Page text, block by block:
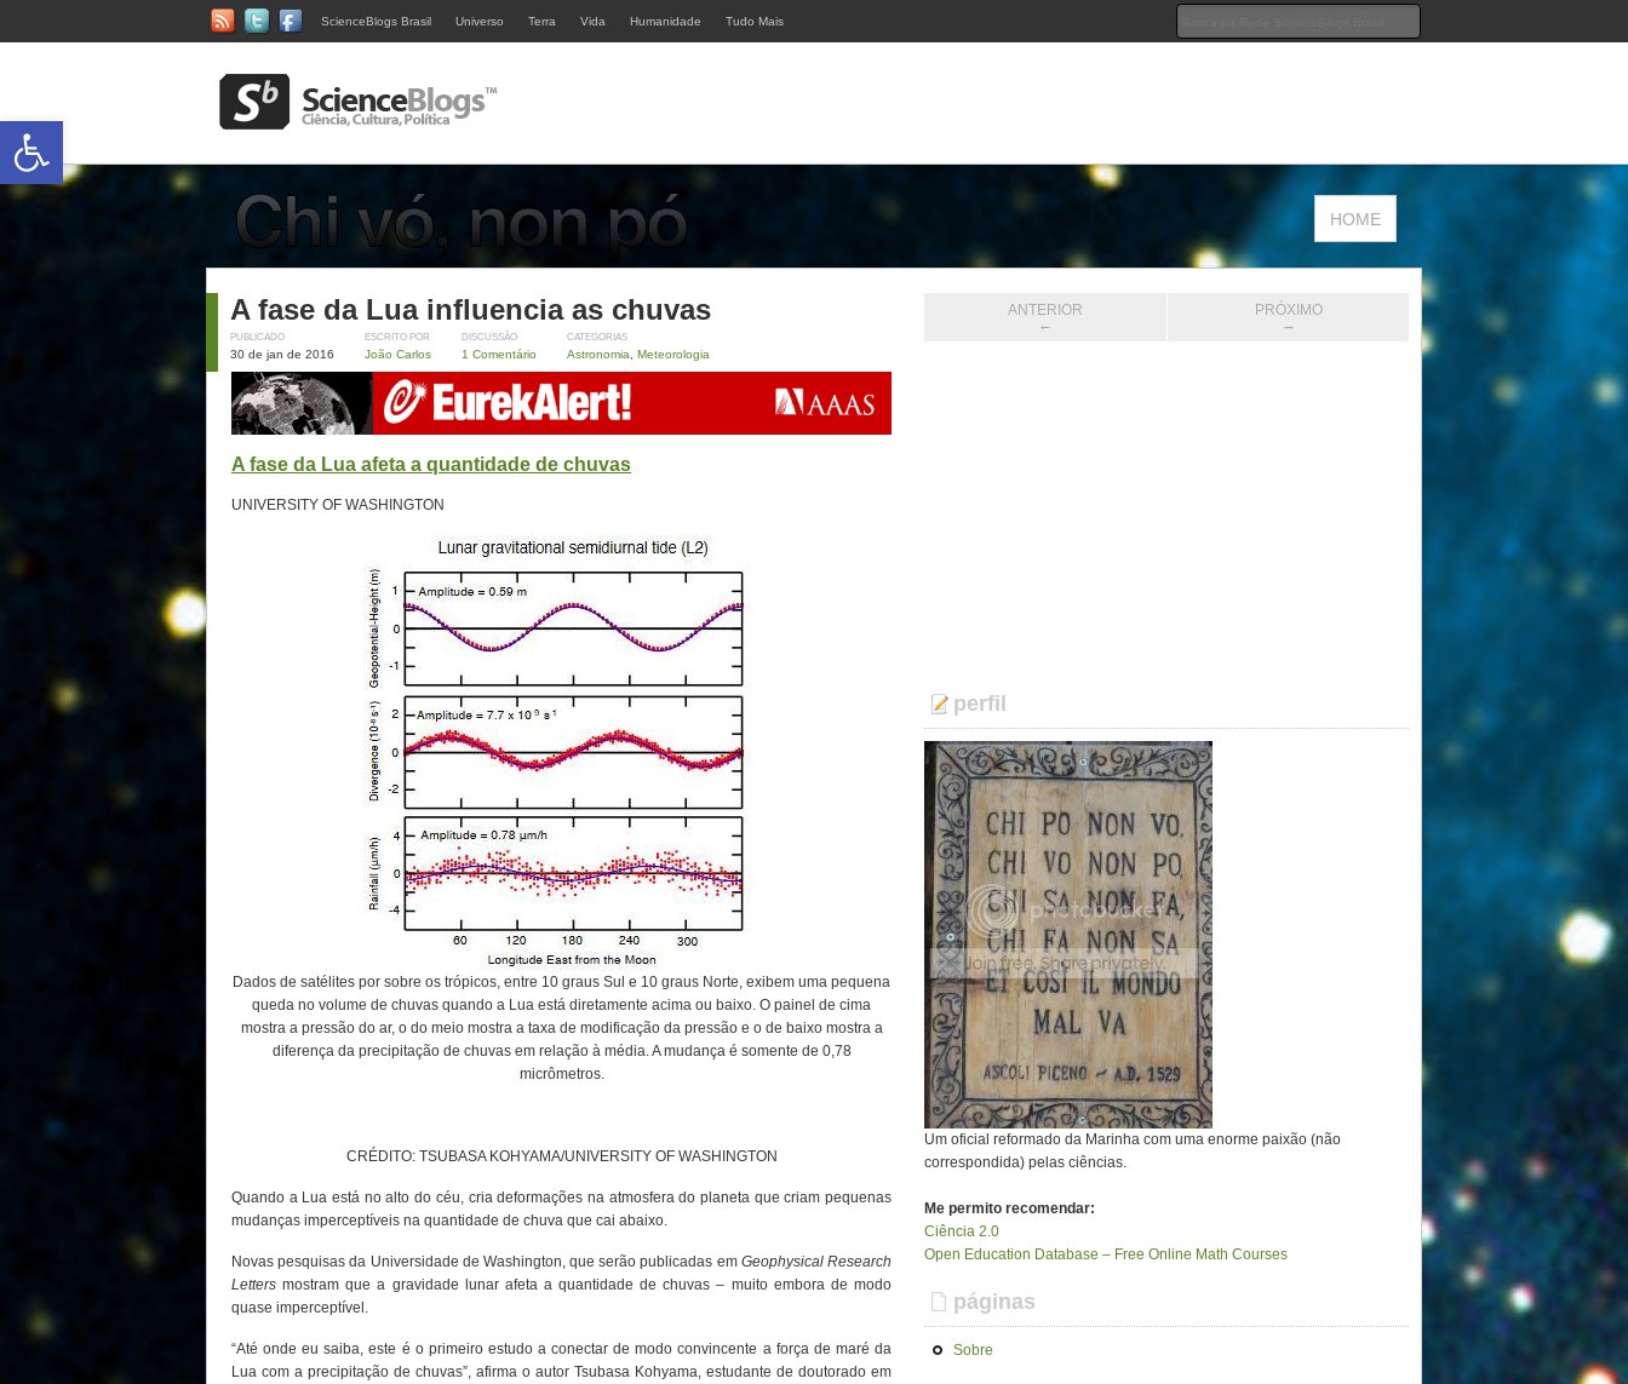
ScienceBlogs Brasil Universo Terra Vida Humanidade Tudo Mais
HOME
A fase da Lua influencia as chuvas
PUBLICADO
30 de jan de 2016
ESCRITO POR
João Carlos
DISCUSSÃO
1 Comentário
CATEGORIAS
Astronomia Meteorologia
A fase da Lua afeta a quantidade de chuvas
UNIVERSITY OF WASHINGTON
Dados de satélites por sobre os trópicos, entre 10 graus Sul e 10 graus Norte, exibem uma pequena
queda no volume de chuvas quando a Lua está diretamente acima ou baixo. O painel de cima
mostra a pressão do ar, o do meio mostra a taxa de modificação da pressão e o de baixo mostra a
diferença da precipitação de chuvas em relação à média. A mudança é somente de 0,78
micrômetros.
CRÉDITO: TSUBASA KOHYAMA/UNIVERSITY OF WASHINGTON
Quando a Lua está no alto do céu, cria deformações na atmosfera do planeta que criam pequenas
mudanças imperceptíveis na quantidade de chuva que cai abaixo.
Novas pesquisas da Universidade de Washington, que serão publicadas em Geophysical Research
Lettersmostram que a gravidade lunar afeta a quantidade de chuvas – muito embora de modo
quase imperceptível.
“Até onde eu saiba, este é o primeiro estudo a conectar de modo convincente a força de maré da
Lua com a precipitação de chuvas”, afirma o autor Tsubasa Kohyama, estudante de doutorado em
ANTERIOR
←
PRÓXIMO
→
perfil
Um oficial reformado da Marinha com uma enorme paixão (não
correspondida) pelas ciências.
Me permito recomendar:
Ciência 2.0
Open Education Database – Free Online Math Courses
páginas
Sobre
Abrir a barra de ferramentas